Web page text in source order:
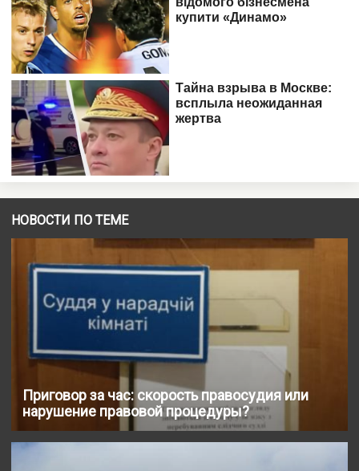
НОВОСТИ ПО ТЕМЕ
Приговор за час: скорость правосудия или
нарушение правовой процедуры?